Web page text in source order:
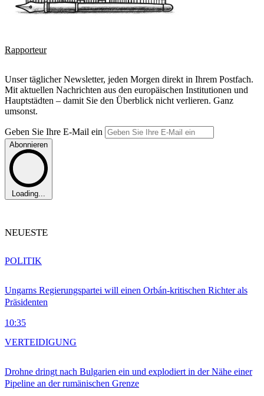
Rapporteur
Unser täglicher Newsletter, jeden Morgen direkt in Ihrem Postfach.
Mit aktuellen Nachrichten aus den europäischen Institutionen und
Hauptstädten – damit Sie den Überblick nicht verlieren. Ganz
umsonst.
Geben Sie Ihre E-Mail ein
Abonnieren
Loading...
NEUESTE
Ungarns Regierungspartei will einen Orbán-kritischen Richter als
Präsidenten
10:35
POLITIK
Drohne dringt nach Bulgarien ein und explodiert in der Nähe einer
Pipeline an der rumänischen Grenze
VERTEIDIGUNG